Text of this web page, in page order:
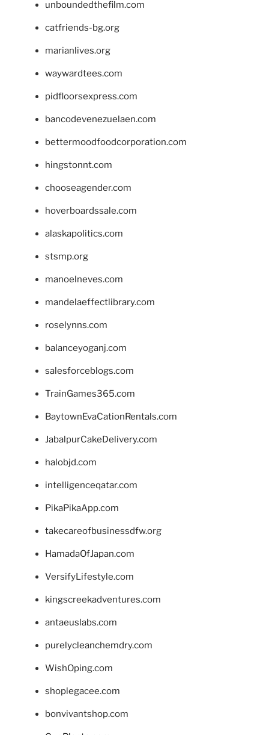
unboundedthefilm.com
catfriends-bg.org
marianlives.org
waywardtees.com
pidfloorsexpress.com
bancodevenezuelaen.com
bettermoodfoodcorporation.com
hingstonnt.com
chooseagender.com
hoverboardssale.com
alaskapolitics.com
stsmp.org
manoelneves.com
mandelaeffectlibrary.com
roselynns.com
balanceyoganj.com
salesforceblogs.com
TrainGames365.com
BaytownEvaCationRentals.com
JabalpurCakeDelivery.com
halobjd.com
intelligenceqatar.com
PikaPikaApp.com
takecareofbusinessdfw.org
HamadaOfJapan.com
VersifyLifestyle.com
kingscreekadventures.com
antaeuslabs.com
purelycleanchemdry.com
WishOping.com
shoplegacee.com
bonvivantshop.com